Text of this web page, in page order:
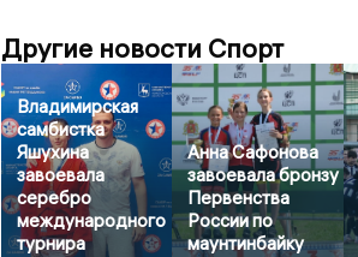
Другие новости Спорт
Владимирская
самбистка
Яшухина
завоевала
серебро
международного
турнира
Анна Сафонова
завоевала бронзу
Первенства
России по
маунтинбайку